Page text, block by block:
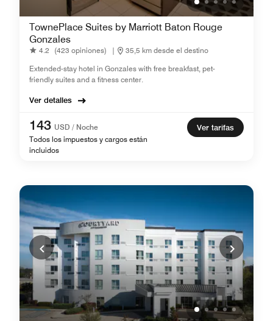
TownePlace Suites by Marriott Baton Rouge
Gonzales
4.2 (423 opiniones) |
35,5 km desde el destino
Extended-stay hotel in Gonzales with free breakfast, pet-
friendly suites and a fitness center.
Ver detalles
143 USD / Noche
Todos los impuestos y cargos están
incluidos
Ver tarifas